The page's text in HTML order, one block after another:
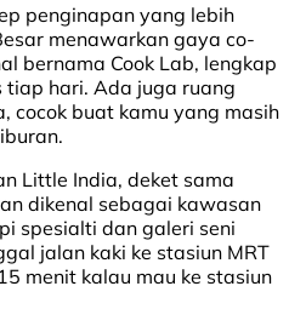
penginapan yang lebih
menawarkan gaya co-
bernama Cook Lab, lengkap
hari. Ada juga ruang
cocok buat kamu yang masih
Little India, deket sama
dikenal sebagai kawasan
spesialti dan galeri seni
jalan kaki ke stasiun MRT
menit kalau mau ke stasiun